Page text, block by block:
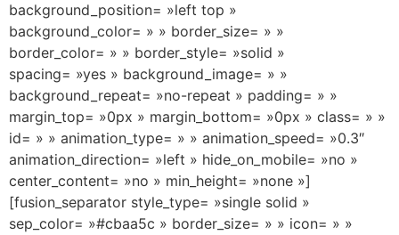
background_position= »left top »
background_color= » » border_size= » »
border_color= » » border_style= »solid »
spacing= »yes » background_image= » »
background_repeat= »no-repeat » padding= » »
margin_top= »0px » margin_bottom= »0px » class= » »
id= » » animation_type= » » animation_speed= »0.3″
animation_direction= »left » hide_on_mobile= »no »
center_content= »no » min_height= »none »]
[fusion_separator style_type= »single solid »
sep_color= »#cbaa5c » border_size= » » icon= » »